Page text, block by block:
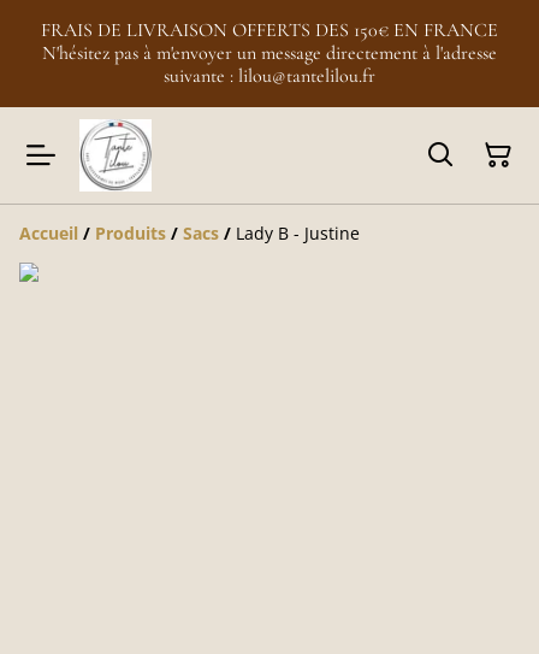
FRAIS DE LIVRAISON OFFERTS DES 150€ EN FRANCE
N'hésitez pas à m'envoyer un message directement à l'adresse
suivante : lilou@tantelilou.fr
Accueil / Produits / Sacs / Lady B - Justine